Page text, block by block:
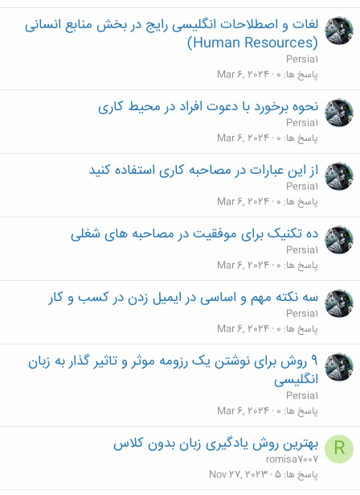
لغات و اصطلاحات انگلیسی رایج در بخش منابع انسانی
(Human Resources)
Persia1
پاسخ ها 0
Mar 6, 2024
نحوه برخورد با دعوت افراد در محیط کاری
Persia1
پاسخ ها 0
Mar 6, 2024
از این عبارات در مصاحبه کاری استفاده کنید
Persia1
پاسخ ها 0
Mar 6, 2024
ده تکنیک برای موفقیت در مصاحبه های شغلی
Persia1
پاسخ ها 0
Mar 6, 2024
سه نکته مهم و اساسی در ایمیل زدن در کسب و کار
Persia1
پاسخ ها 0
Mar 6, 2024
9 روش برای نوشتن یک رزومه موثر و تاثیر گذار به زبان
انگلیسی
Persia1
پاسخ ها 0
Mar 6, 2024
R بهترین روش یادگیری زبان بدون کلاس
romisa7007
پاسخ ها 5
Nov 27, 2023